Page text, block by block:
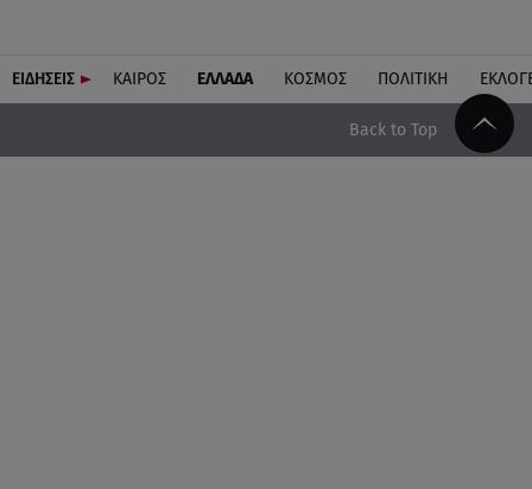
ΕΙΔΗΣΕΙΣ ΚΑΙΡΟΣ ΕΛΛΑΔΑ ΚΟΣΜΟΣ ΠΟΛΙΤΙΚΗ
Back to Top